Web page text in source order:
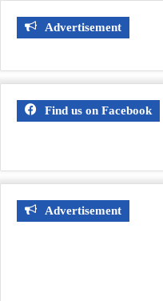
Advertisement
Find us on Facebook
Advertisement